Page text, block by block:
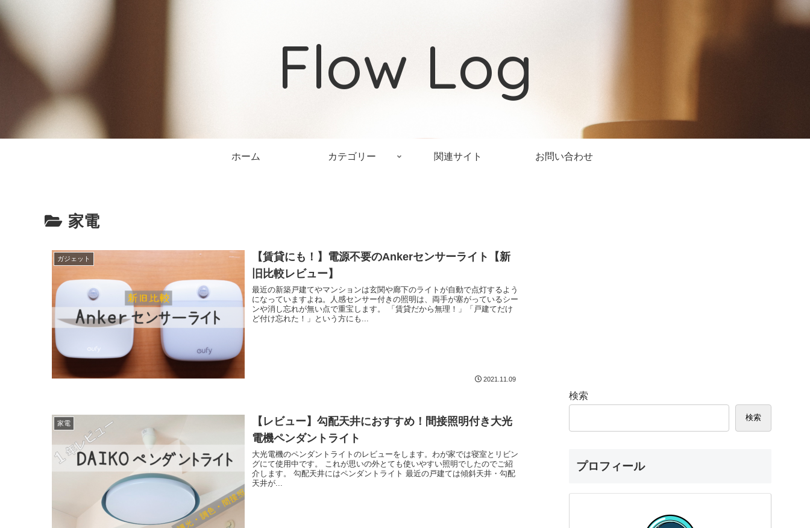
Flow Log
ホーム カテゴリー 関連サイト お問い合わせ
家電
ガジェット
【賃貸にも！】電源不要のAnkerセンサーライト【新
旧比較レビュー】
最近の新築戸建てやマンションは玄関や廊下のライトが自動で点灯するよう
になっていますよね。人感センサー付きの照明は、両手が塞がっているシー
ンや消し忘れが無い点で重宝します。 「賃貸だから無理！」「戸建てだけ
ど付け忘れた！」という方にも...
2021.11.09
家電
【レビュー】勾配天井におすすめ！間接照明付き大光
電機ペンダントライト
大光電機のペンダントライトのレビューをします。わが家では寝室とリビン
グにて使用中です。 これが思いの外とても使いやすい照明でしたのでご紹
介します。 勾配天井にはペンダントライト 最近の戸建ては傾斜天井・勾配
天井が...
検索
検索
プロフィール